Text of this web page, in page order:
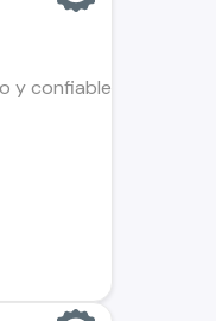
confiable. Encuentra